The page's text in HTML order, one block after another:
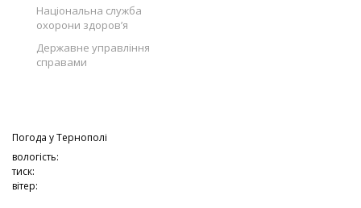
Національна служба
охорони здоров’я
Державне управління
справами
Погода уТернополі
вологість:
тиск:
вітер: